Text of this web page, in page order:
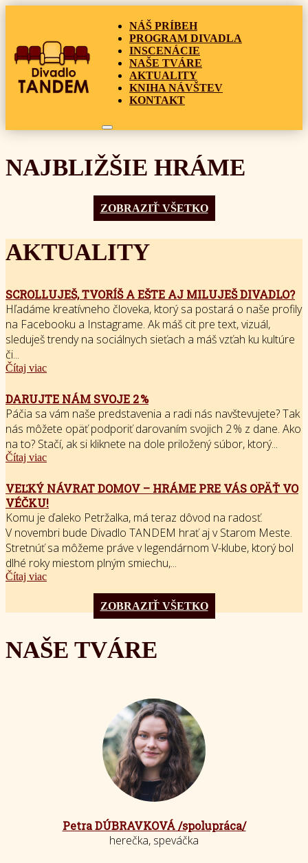
NÁŠ PRÍBEH
PROGRAM DIVADLA
INSCENÁCIE
NAŠE TVÁRE
AKTUALITY
KNIHA NÁVŠTEV
KONTAKT
NAJBLIŽŠIE HRÁME
ZOBRAZIŤ VŠETKO
AKTUALITY
SCROLLUJEŠ, TVORÍŠ A EŠTE AJ MILUJEŠ DIVADLO?
Hľadáme kreatívneho človeka, ktorý sa postará o naše profily
na Facebooku a Instagrame. Ak máš cit pre text, vizuál,
sleduješ trendy na sociálnych sieťach a máš vzťah ku kultúre
či...
Čítaj viac
DARUJTE NÁM SVOJE 2 %
Páčia sa vám naše predstavenia a radi nás navštevujete? Tak
nás môžete opäť podporiť darovaním svojich 2 % z dane. Ako
na to? Stačí, ak si kliknete na dole priložený súbor, ktorý...
Čítaj viac
VEĽKÝ NÁVRAT DOMOV – HRÁME PRE VÁS OPÄŤ VO
VÉČKU!
Komu je ďaleko Petržalka, má teraz dôvod na radosť.
V novembri bude Divadlo TANDEM hrať aj v Starom Meste.
Stretnúť sa môžeme práve v legendárnom V-klube, ktorý bol
dlhé roky miestom plným smiechu,...
Čítaj viac
ZOBRAZIŤ VŠETKO
NAŠE TVÁRE
Petra DÚBRAVKOVÁ /spolupráca/
herečka, speváčka